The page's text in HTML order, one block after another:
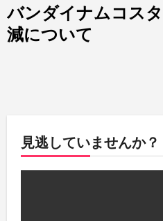
バンダイナムコス
減について
見逃していませんか？